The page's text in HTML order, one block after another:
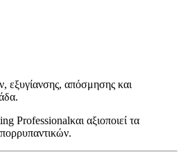
εξυγίανσης, απόσμησης και
Professionalκαι αξιοποιεί τα